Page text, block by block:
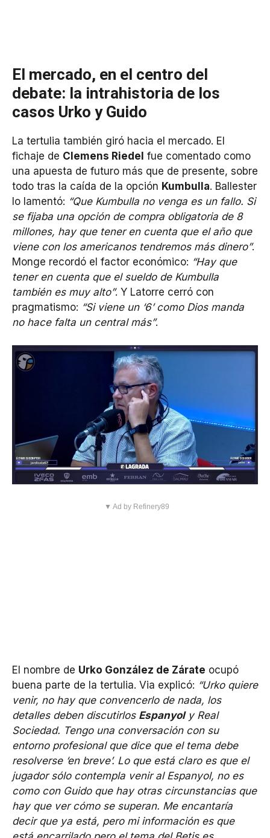
El mercado, en el centro del
debate: la intrahistoria de los
casos Urko y Guido
La tertulia también giró hacia el mercado. El
fichaje de Clemens Riedel fue comentado como
una apuesta de futuro más que de presente, sobre
todo tras la caída de la opción Kumbulla. Ballester
lo lamentó: “Que Kumbulla no venga es un fallo. Si
se fijaba una opción de compra obligatoria de 8
millones, hay que tener en cuenta que el año que
viene con los americanos tendremos más dinero”.
Monge recordó el factor económico: “Hay que
tener en cuenta que el sueldo de Kumbulla
también es muy alto”. Y Latorre cerró con
pragmatismo: “Si viene un ‘6’ como Dios manda
no hace falta un central más”.
▼ Ad by Refinery89
El nombre de Urko González de Zárate ocupó
buena parte de la tertulia. Via explicó: “Urko quiere
venir, no hay que convencerlo de nada, los
detalles deben discutirlos Espanyoly Real
Sociedad. Tengo una conversación con su
entorno profesional que dice que el tema debe
resolverse ‘en breve’. Lo que está claro es que el
jugador sólo contempla venir al Espanyol, no es
como con Guido que hay otras circunstancias que
hay que ver cómo se superan. Me encantaría
decir que ya está, pero mi información es que